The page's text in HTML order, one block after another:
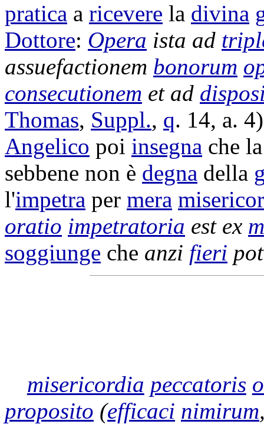
pratica a ricevere la divina
Dottore: Opera ista ad
assuefactionem bonorum
consecutionem et ad
Thomas, Suppl., q. 14, a.
Angelico poi insegna che
sebbene non è degna della
l'impetra per mera
oratio impetratoria est ex
soggiunge che anzi fieri
misericordia peccatoris
proposito (efficaci nimirum